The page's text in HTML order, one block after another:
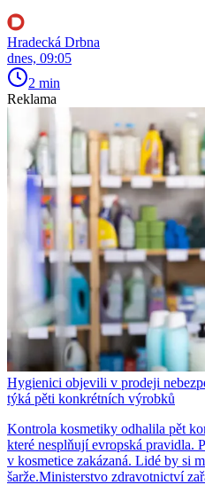
Hradecká Drbna
dnes, 09:05
2 min
Reklama
Hygienici objevili v prodeji
týká pěti konkrétních výrobků
Kontrola kosmetiky odhalila pět
které nesplňují evropská pravidla.
v kosmetice zakázaná. Lidé by si
šarže.Ministerstvo zdravotnictví